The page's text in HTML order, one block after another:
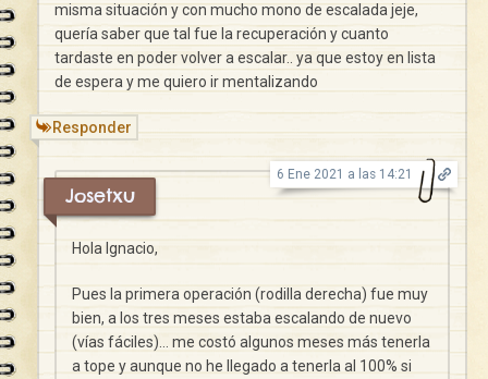
misma situación y con mucho mono de escalada jeje,
quería saber que tal fue la recuperación y cuanto
tardaste en poder volver a escalar.. ya que estoy en lista
de espera y me quiero ir mentalizando
Responder
Josetxu
6 Ene 2021 a las 14:21
Hola Ignacio,
Pues la primera operación (rodilla derecha) fue muy
bien, a los tres meses estaba escalando de nuevo
(vías fáciles)… me costó algunos meses más tenerla
a tope y aunque no he llegado a tenerla al 100% si